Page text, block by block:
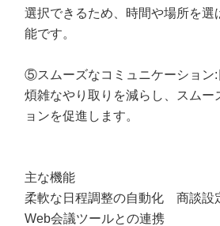
選択できるため、時間や場所を選
能です。
⑤スムーズなコミュニケーション:
煩雑なやり取りを減らし、スムー
ョンを促進します。
主な機能
柔軟な日程調整の自動化 商談
Web会議ツールとの連携